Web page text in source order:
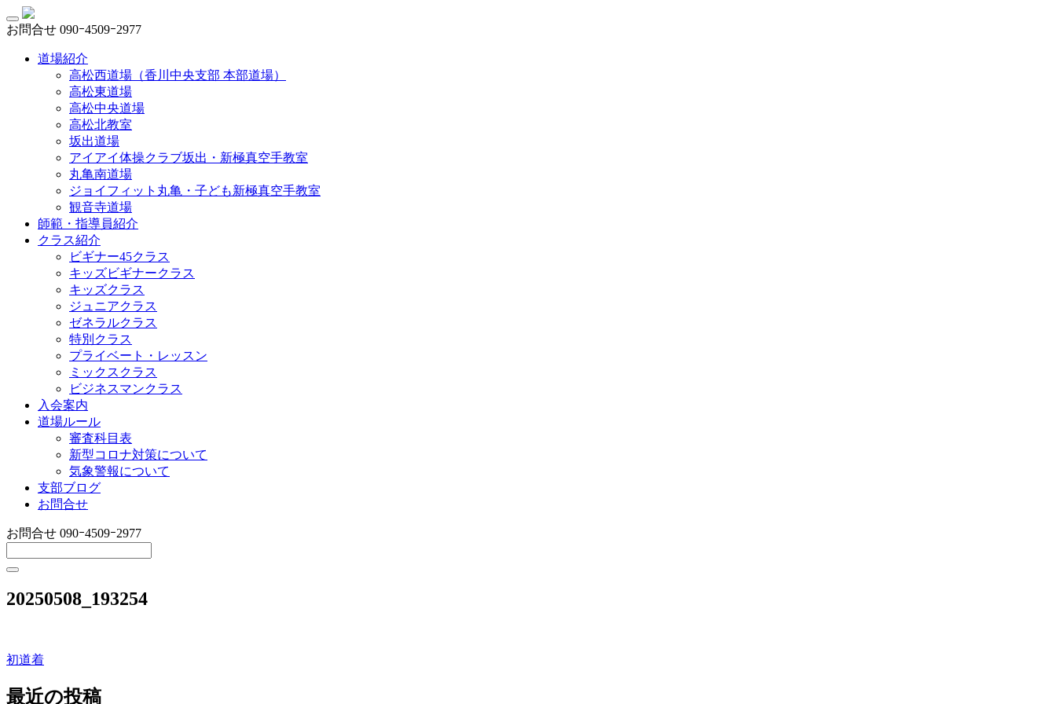
お問合せ 090ｰ4509ｰ2977
道場紹介
高松西道場（香川中央支部 本部道場）
高松東道場
高松中央道場
高松北教室
坂出道場
アイアイ体操クラブ坂出・新極真空手教室
丸亀南道場
ジョイフィット丸亀・子ども新極真空手教室
観音寺道場
師範・指導員紹介
クラス紹介
ビギナー45クラス
キッズビギナークラス
キッズクラス
ジュニアクラス
ゼネラルクラス
特別クラス
プライベート・レッスン
ミックスクラス
ビジネスマンクラス
入会案内
道場ルール
審査科目表
新型コロナ対策について
気象警報について
支部ブログ
お問合せ
お問合せ 090ｰ4509ｰ2977
20250508_193254
投
稿
初道着
最近の投稿